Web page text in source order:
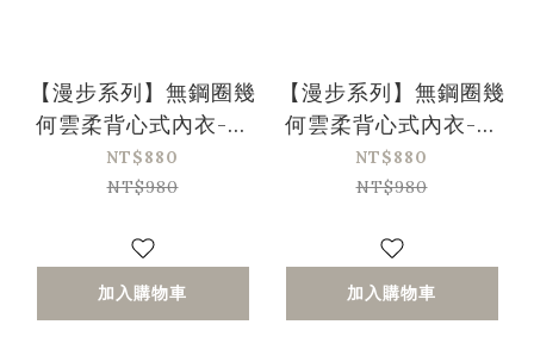
【漫步系列】無鋼圈幾
何雲柔背心式內衣-黑
色(32/70-40/90、
A-C)〔Olivia x 艾琳
NT$880
NT$980
加入購物車
【漫步系列】無鋼圈幾
何雲柔背心式內衣-高
級灰色(32/70-
40/90、A-C)
團購〕
NT$880
NT$980
加入購物車